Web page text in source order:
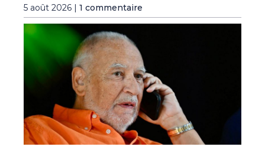
5 août 2026 | 1 commentaire